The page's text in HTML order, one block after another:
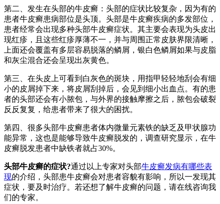
第二、发生在头部的牛皮癣：头部的症状比较复杂，因为有的
患者牛皮癣患病部位是头顶。头部是牛皮癣疾病的多发部位，
患者经常会出现多种头部牛皮癣症状。其主要会表现为头皮出
现红疹，且这些红疹厚薄不一，并与周围正常皮肤界限清晰，
上面还会覆盖有多层容易脱落的鳞屑，银白色鳞屑如果与皮脂
和灰尘混合还会呈现出灰黄色。
第三、在头皮上可看到白灰色的斑块，用指甲轻轻地刮会有细
小的皮屑掉下来，将皮屑刮掉后，会见到细小出血点。有的患
者的头部还会有小脓包，与外界的接触摩擦之后，脓包会破裂
反反复复，给患者带来了很大的困扰。
第四、很多头部牛皮癣患者体内微量元素铁的缺乏及甲状腺功
能异常，这也是能够导致牛皮癣脱发的，调查研究显示，在牛
皮癣脱发患者中缺铁者就占30%。
头部牛皮癣的症状?通过以上专家对头部牛皮癣发病有哪些表
现的介绍，头部患牛皮癣会对患者容貌有影响，所以一发现其
症状，要及时治疗。若还想了解牛皮癣的问题，请在线咨询我
们的专家。